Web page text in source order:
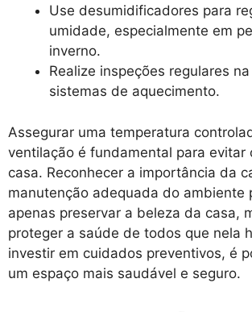
Use desumidificadores para
umidade, especialmente em
inverno.
Realize inspeções regulares
sistemas de aquecimento.
Assegurar uma temperatura
ventilação é fundamental para evitar
casa. Reconhecer a importância da
manutenção adequada do ambiente
apenas preservar a beleza da casa,
proteger a saúde de todos que nela
investir em cuidados preventivos, é
um espaço mais saudável e seguro.